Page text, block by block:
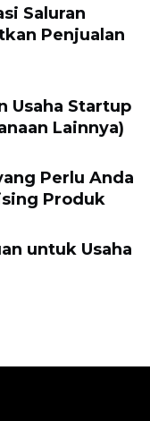
Saluran
Penjualan
Usaha Startup
Lainnya)
Perlu Anda
Produk
untuk Usaha